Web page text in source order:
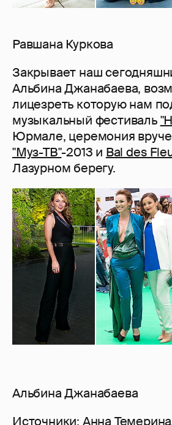
Равшана Куркова
Закрывает наш
Альбина Джанабаева,
лицезреть которую нам
музыкальный фестиваль
Юрмале, церемония
"Муз-ТВ"-2013 и Bal des
Лазурном берегу.
Альбина Джанабаева
Источники: Анна